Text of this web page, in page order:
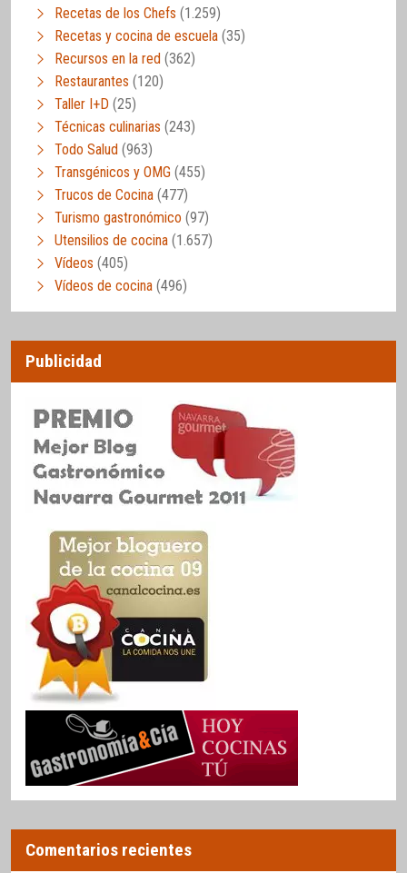
Recetas de los Chefs (1.259)
Recetas y cocina de escuela (35)
Recursos en la red (362)
Restaurantes (120)
Taller I+D (25)
Técnicas culinarias (243)
Todo Salud (963)
Transgénicos y OMG (455)
Trucos de Cocina (477)
Turismo gastronómico (97)
Utensilios de cocina (1.657)
Vídeos (405)
Vídeos de cocina (496)
Publicidad
Comentarios recientes